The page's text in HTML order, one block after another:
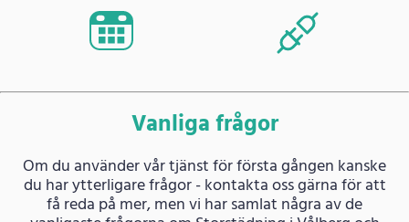
Vanliga frågor
Om du använder vår tjänst för första gången kanske
du har ytterligare frågor - kontakta oss gärna för att
få reda på mer, men vi har samlat några av de